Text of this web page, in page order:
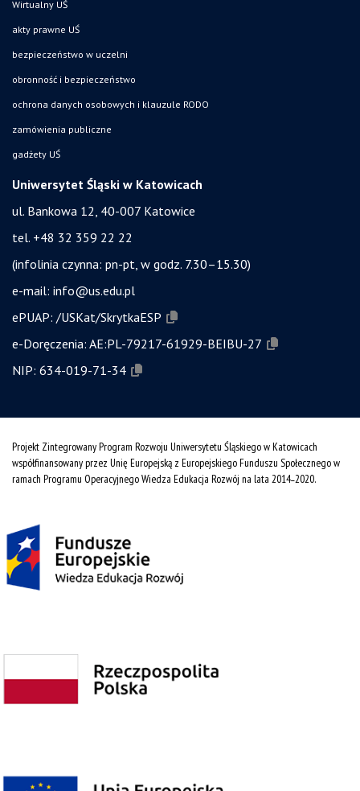
Wirtualny UŚ
akty prawne UŚ
bezpieczeństwo w uczelni
obronność i bezpieczeństwo
ochrona danych osobowych i klauzule RODO
zamówienia publiczne
gadżety UŚ
Uniwersytet Śląski w Katowicach
ul. Bankowa 12, 40-007 Katowice
tel. +48 32 359 22 22
(infolinia czynna: pn-pt, w godz. 7.30–15.30)
e-mail: info@us.edu.pl
ePUAP: /USKat/SkrytkaESP
e-Doręczenia: AE:PL-79217-61929-BEIBU-27
NIP: 634-019-71-34
Projekt Zintegrowany Program Rozwoju Uniwersytetu Śląskiego w Katowicach
współfinansowany przez Unię Europejską z Europejskiego Funduszu Społecznego w
ramach Programu Operacyjnego Wiedza Edukacja Rozwój na lata 2014˗2020.